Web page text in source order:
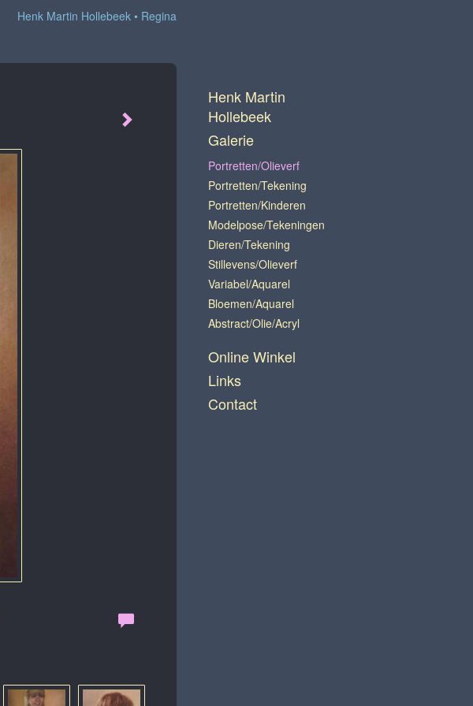
Henk Martin Hollebeek
Regina
Henk Martin
Hollebeek
Galerie
Portretten/olieverf
Portretten/tekening
Portretten/kinderen
Modelpose/tekeningen
Dieren/tekening
Stillevens/olieverf
Variabel/Aquarel
Bloemen/aquarel
Abstract/olie/acryl
Online Winkel
Links
Contact